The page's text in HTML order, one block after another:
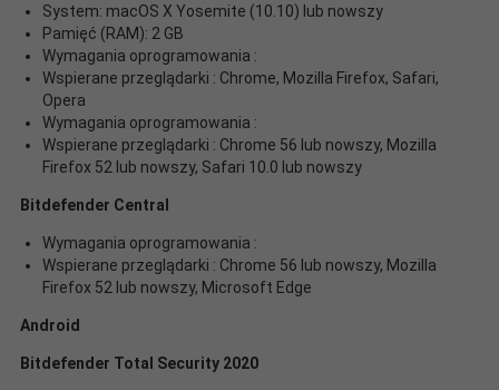
System: macOS X Yosemite (10.10) lub nowszy
Pamięć (RAM): 2 GB
Wymagania oprogramowania :
Wspierane przeglądarki : Chrome, Mozilla Firefox, Safari,
Opera
Wymagania oprogramowania :
Wspierane przeglądarki : Chrome 56 lub nowszy, Mozilla
Firefox 52 lub nowszy, Safari 10.0 lub nowszy
Bitdefender Central
Wymagania oprogramowania :
Wspierane przeglądarki : Chrome 56 lub nowszy, Mozilla
Firefox 52 lub nowszy, Microsoft Edge
Android
Bitdefender Total Security 2020